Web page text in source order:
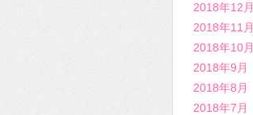
2018年12月
2018年11月
2018年10月
2018年9月
2018年8月
2018年7月